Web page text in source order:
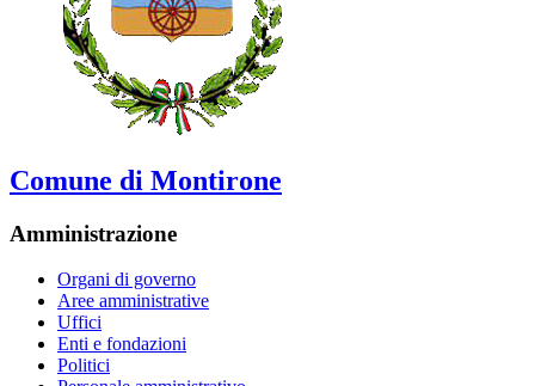
Comune di Montirone
Amministrazione
Organi di governo
Aree amministrative
Uffici
Enti e fondazioni
Politici